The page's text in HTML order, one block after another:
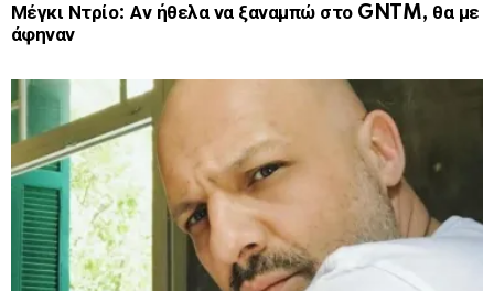
Μέγκι Ντρίο: Αν ήθελα να ξαναμπώ στο GNTM, θα με
άφηναν